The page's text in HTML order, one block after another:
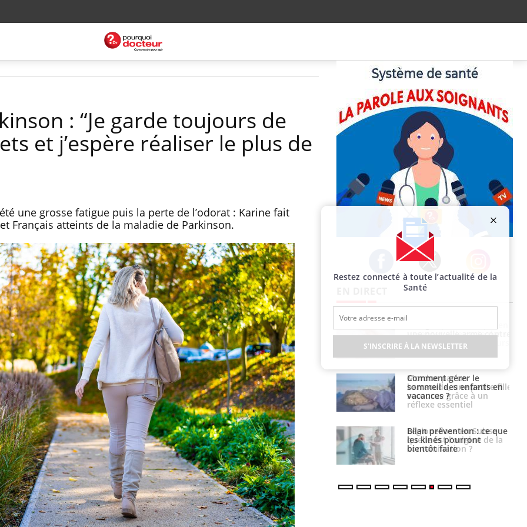
: “Je garde toujours de
et j’espère réaliser le plus de
une grosse fatigue puis la perte de l’odorat : Karine fait
Français atteints de la maladie de Parkinson.
Facebook Twitter Instagram
Pourquoi manger moins
de protéines pourrait
finalement être bénéfique
Grossesse et chaleur : ce
que dit la science
Le smartphone nuit-il à
l'apprentissage de la
lecture ?
Mordue par une tique en
vacances, elle reste dans
le coma pendant 42 jours
Mordue par un
barracuda, une petite fille
secourue grâce à un
réflexe essentiel
Légionellose en Suisse :
quelle est l’origine de la
contamination ?
une nouvelle arme contre
les réactions sévères
Comment gérer le
sommeil des enfants en
vacances ?
Bilan prévention : ce que
les kinés pourront
bientôt faire
Restez connecté à toute l’actualité de la
Santé
S'INSCRIRE À LA NEWSLETTER